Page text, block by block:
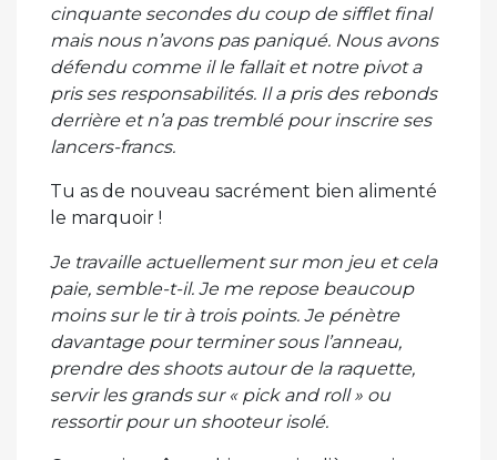
cinquante secondes du coup de sifflet final
mais nous n’avons pas paniqué. Nous avons
défendu comme il le fallait et notre pivot a
pris ses responsabilités. Il a pris des rebonds
derrière et n’a pas tremblé pour inscrire ses
lancers-francs.
Tu as de nouveau sacrément bien alimenté
le marquoir !
Je travaille actuellement sur mon jeu et cela
paie, semble-t-il. Je me repose beaucoup
moins sur le tir à trois points. Je pénètre
davantage pour terminer sous l’anneau,
prendre des shoots autour de la raquette,
servir les grands sur « pick and roll » ou
ressortir pour un shooteur isolé.